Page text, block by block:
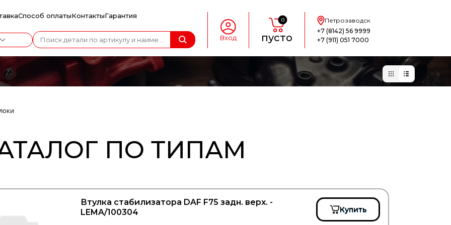
Способ оплатыКонтактыГарантия
Вход
0
пусто
Петрозаводск
+7 (8142) 56 9999
+7 (911) 051 7000
ПО ТИПАМ
Втулка стабилизатора DAF F75 задн. верх. -
LEMA/100304
Купить